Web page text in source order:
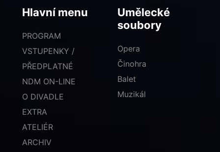
Hlavní menu
PROGRAM
VSTUPENKY /
PŘEDPLATNÉ
NDM ON-LINE
O DIVADLE
EXTRA
ATELIÉR
ARCHIV
Umělecké
soubory
Opera
Činohra
Balet
Muzikál